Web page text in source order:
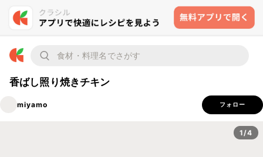
香ばし照り焼きチキン
miyamo フォロー
1/4